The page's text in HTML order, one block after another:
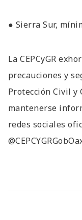
● Sierra Sur,
La CEPCyGR
precauciones y
Protección Civil y
mantenerse
redes sociales